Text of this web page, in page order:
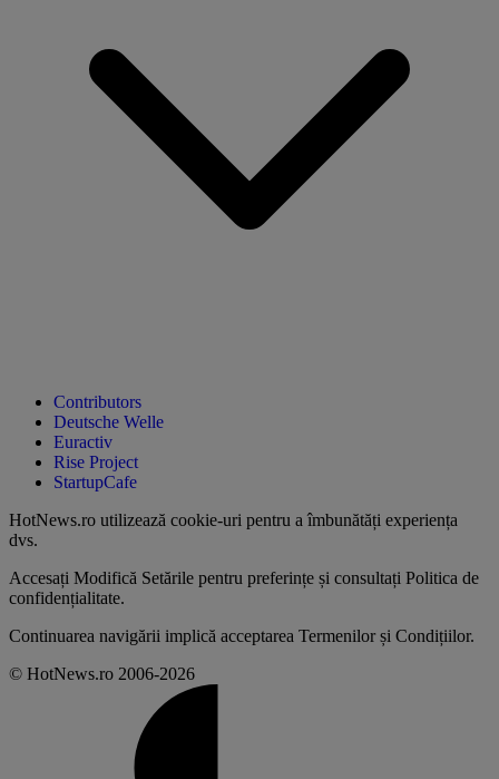
Contributors
Deutsche Welle
Euractiv
Rise Project
StartupCafe
HotNews.ro utilizează cookie-uri pentru a îmbunătăți experiența
dvs.
Accesați Modifică Setările pentru preferințe și consultați Politica de
confidențialitate.
Continuarea navigării implică acceptarea Termenilor și Condițiilor.
© HotNews.ro 2006-2026